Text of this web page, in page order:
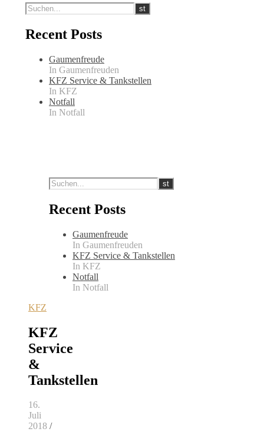
Recent Posts
Gaumenfreude
In Gaumenfreuden
KFZ Service & Tankstellen
In KFZ
Notfall
In Notfall
Recent Posts
Gaumenfreude
In Gaumenfreuden
KFZ Service & Tankstellen
In KFZ
Notfall
In Notfall
KFZ
KFZ
Service
&
Tankstellen
16.
Juli
2018 /